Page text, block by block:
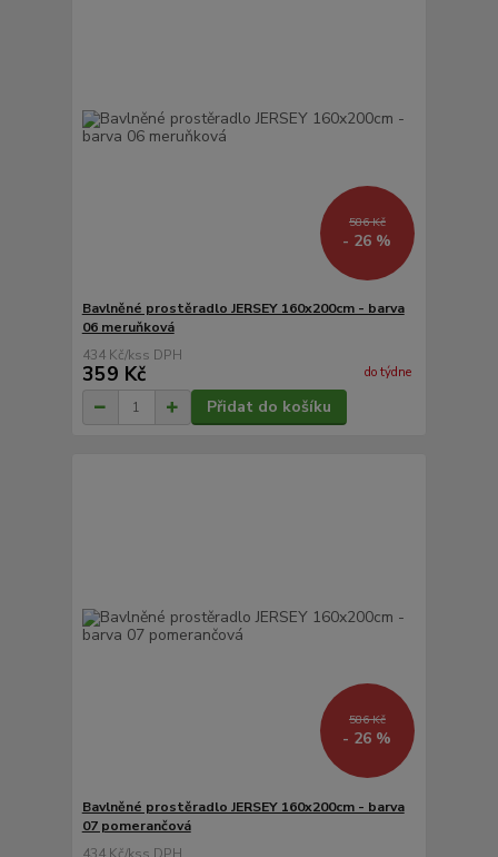
586 Kč
- 26 %
Bavlněné prostěradlo JERSEY 160x200cm - barva
06 meruňková
434 Kč/ks
359 Kč do týdne
Přidat do košíku
586 Kč
- 26 %
Bavlněné prostěradlo JERSEY 160x200cm - barva
07 pomerančová